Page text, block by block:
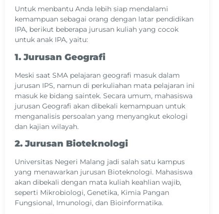
Untuk menbantu Anda lebih siap mendalami
kemampuan sebagai orang dengan latar pendidikan
IPA, berikut beberapa jurusan kuliah yang cocok
untuk anak IPA, yaitu:
1. Jurusan Geografi
Meski saat SMA pelajaran geografi masuk dalam
jurusan IPS, namun di perkuliahan mata pelajaran ini
masuk ke bidang saintek. Secara umum, mahasiswa
jurusan Geografi akan dibekali kemampuan untuk
menganalisis persoalan yang menyangkut ekologi
dan kajian wilayah.
2. Jurusan Bioteknologi
Universitas Negeri Malang jadi salah satu kampus
yang menawarkan jurusan Bioteknologi. Mahasiswa
akan dibekali dengan mata kuliah keahlian wajib,
seperti Mikrobiologi, Genetika, Kimia Pangan
Fungsional, Imunologi, dan Bioinformatika.